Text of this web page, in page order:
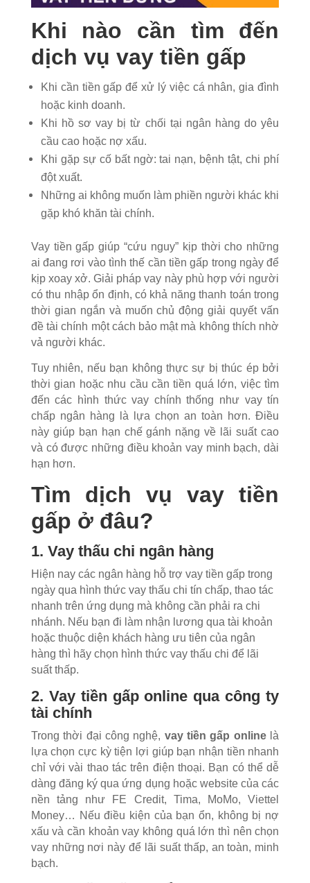
Khi nào cần tìm đến
dịch vụ vay tiền gấp
Khi cần tiền gấp để xử lý việc cá nhân, gia đình
hoặc kinh doanh.
Khi hồ sơ vay bị từ chối tại ngân hàng do yêu
cầu cao hoặc nợ xấu.
Khi gặp sự cố bất ngờ: tai nạn, bệnh tật, chi phí
đột xuất.
Những ai không muốn làm phiền người khác khi
gặp khó khăn tài chính.
Vay tiền gấp giúp “cứu nguy” kịp thời cho những
ai đang rơi vào tình thế cần tiền gấp trong ngày để
kịp xoay xở. Giải pháp vay này phù hợp với người
có thu nhập ổn định, có khả năng thanh toán trong
thời gian ngắn và muốn chủ động giải quyết vấn
đề tài chính một cách bảo mật mà không thích nhờ
vả người khác.
Tuy nhiên, nếu bạn không thực sự bị thúc ép bởi
thời gian hoặc nhu cầu cần tiền quá lớn, việc tìm
đến các hình thức vay chính thống như vay tín
chấp ngân hàng là lựa chọn an toàn hơn. Điều
này giúp bạn hạn chế gánh nặng về lãi suất cao
và có được những điều khoản vay minh bạch, dài
hạn hơn.
Tìm dịch vụ vay tiền
gấp ở đâu?
1. Vay thấu chi ngân hàng
Hiện nay các ngân hàng hỗ trợ vay tiền gấp trong
ngày qua hình thức vay thấu chi tín chấp, thao tác
nhanh trên ứng dụng mà không cần phải ra chi
nhánh. Nếu bạn đi làm nhận lương qua tài khoản
hoặc thuộc diện khách hàng ưu tiên của ngân
hàng thì hãy chọn hình thức vay thấu chi để lãi
suất thấp.
2. Vay tiền gấp online qua công ty
tài chính
Trong thời đại công nghệ, vay tiền gấp onlinelà
lựa chọn cực kỳ tiện lợi giúp bạn nhận tiền nhanh
chỉ với vài thao tác trên điện thoại. Bạn có thể dễ
dàng đăng ký qua ứng dụng hoặc website của các
nền tảng như FE Credit, Tima, MoMo, Viettel
Money… Nếu điều kiện của bạn ổn, không bị nợ
xấu và cần khoản vay không quá lớn thì nên chọn
vay những nơi này để lãi suất thấp, an toàn, minh
bạch.